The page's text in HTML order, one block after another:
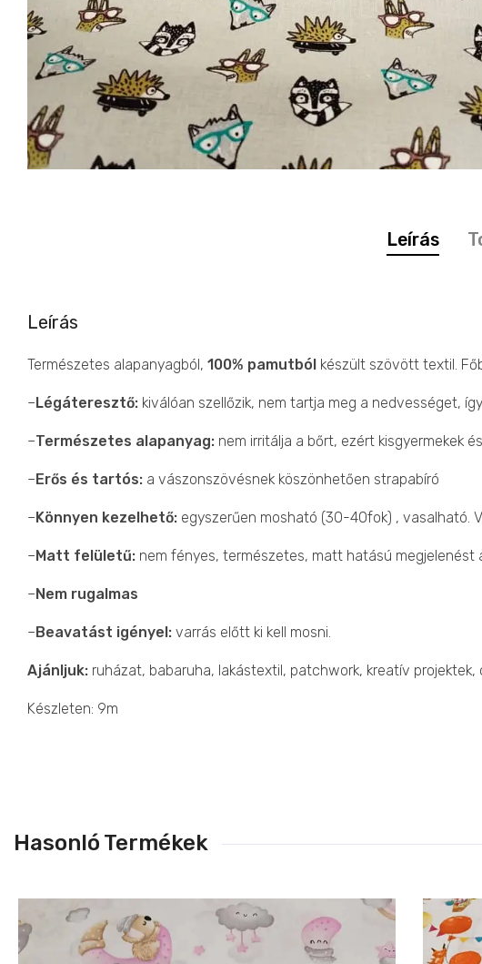
Leírás
Leírás
Természetes alapanyagból, 100% pamutból készült szövött textil.
–Légáteresztő: kiválóan szellőzik, nem tartja meg a nedvességet,
–Természetes alapanyag: nem irritálja a bőrt, ezért kisgyermekek
–Erős és tartós: a vászonszövésnek köszönhetően strapabíró
–Könnyen kezelhető: egyszerűen mosható (30-40fok) , vasalható.
–Matt felületű: nem fényes, természetes, matt hatású megjelenést
–Nem rugalmas
–Beavatást igényel: varrás előtt ki kell mosni.
Ajánljuk: ruházat, babaruha, lakástextil, patchwork, kreatív projektek,
Készleten: 9m
Hasonló Termékek